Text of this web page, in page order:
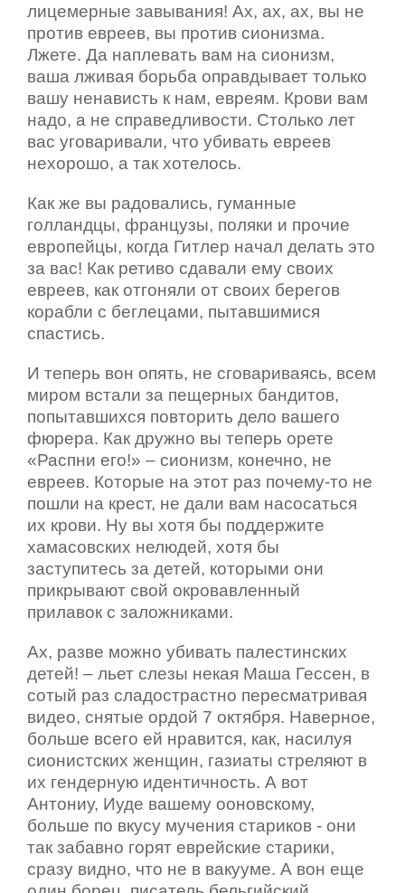
лицемерные завывания! Ах, ах, ах, вы не
против евреев, вы против сионизма.
Лжете. Да наплевать вам на сионизм,
ваша лживая борьба оправдывает только
вашу ненависть к нам, евреям. Крови вам
надо, а не справедливости. Столько лет
вас уговаривали, что убивать евреев
нехорошо, а так хотелось.
Как же вы радовались, гуманные
голландцы, французы, поляки и прочие
европейцы, когда Гитлер начал делать это
за вас! Как ретиво сдавали ему своих
евреев, как отгоняли от своих берегов
корабли с беглецами, пытавшимися
спастись.
И теперь вон опять, не сговариваясь, всем
миром встали за пещерных бандитов,
попытавшихся повторить дело вашего
фюрера. Как дружно вы теперь орете
«Распни его!» – сионизм, конечно, не
евреев. Которые на этот раз почему-то не
пошли на крест, не дали вам насосаться
их крови. Ну вы хотя бы поддержите
хамасовских нелюдей, хотя бы
заступитесь за детей, которыми они
прикрывают свой окровавленный
прилавок с заложниками.
Ах, разве можно убивать палестинских
детей! – льет слезы некая Маша Гессен, в
сотый раз сладострастно пересматривая
видео, снятые ордой 7 октября. Наверное,
больше всего ей нравится, как, насилуя
сионистских женщин, газиаты стреляют в
их гендерную идентичность. А вот
Антониу, Иуде вашему ооновскому,
больше по вкусу мучения стариков - они
так забавно горят еврейские старики,
сразу видно, что не в вакууме. А вон еще